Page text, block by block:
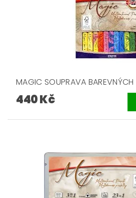
MAGIC SOUPRAVA BAREVNÝCH
440 Kč